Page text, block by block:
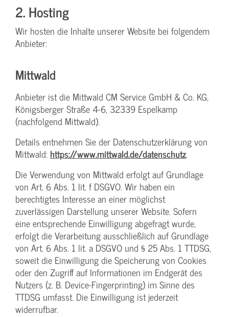
2. Hosting
Wir hosten die Inhalte unserer Website bei folgendem
Anbieter:
Mittwald
Anbieter ist die Mittwald CM Service GmbH & Co. KG,
Königsberger Straße 4-6, 32339 Espelkamp
(nachfolgend Mittwald).
Details entnehmen Sie der Datenschutzerklärung von
Mittwald: https://www.mittwald.de/datenschutz.
Die Verwendung von Mittwald erfolgt auf Grundlage
von Art. 6 Abs. 1 lit. f DSGVO. Wir haben ein
berechtigtes Interesse an einer möglichst
zuverlässigen Darstellung unserer Website. Sofern
eine entsprechende Einwilligung abgefragt wurde,
erfolgt die Verarbeitung ausschließlich auf Grundlage
von Art. 6 Abs. 1 lit. a DSGVO und § 25 Abs. 1 TTDSG,
soweit die Einwilligung die Speicherung von Cookies
oder den Zugriff auf Informationen im Endgerät des
Nutzers (z. B. Device-Fingerprinting) im Sinne des
TTDSG umfasst. Die Einwilligung ist jederzeit
widerrufbar.